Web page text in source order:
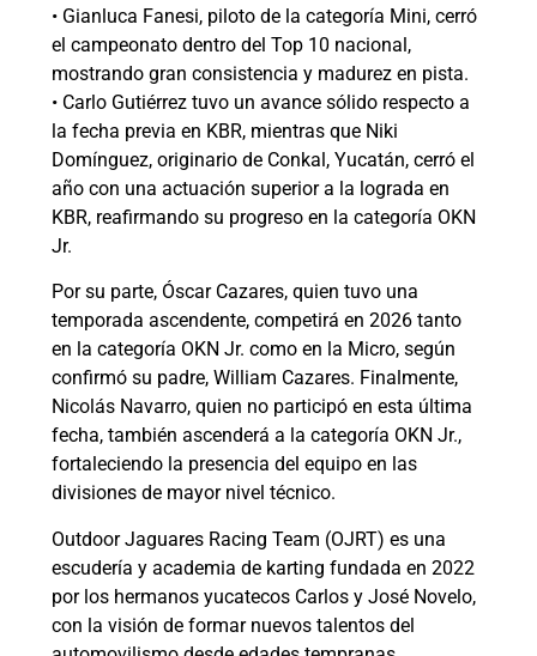
• Gianluca Fanesi, piloto de la categoría Mini, cerró
el campeonato dentro del Top 10 nacional,
mostrando gran consistencia y madurez en pista.
• Carlo Gutiérrez tuvo un avance sólido respecto a
la fecha previa en KBR, mientras que Niki
Domínguez, originario de Conkal, Yucatán, cerró el
año con una actuación superior a la lograda en
KBR, reafirmando su progreso en la categoría OKN
Jr.
Por su parte, Óscar Cazares, quien tuvo una
temporada ascendente, competirá en 2026 tanto
en la categoría OKN Jr. como en la Micro, según
confirmó su padre, William Cazares. Finalmente,
Nicolás Navarro, quien no participó en esta última
fecha, también ascenderá a la categoría OKN Jr.,
fortaleciendo la presencia del equipo en las
divisiones de mayor nivel técnico.
Outdoor Jaguares Racing Team (OJRT) es una
escudería y academia de karting fundada en 2022
por los hermanos yucatecos Carlos y José Novelo,
con la visión de formar nuevos talentos del